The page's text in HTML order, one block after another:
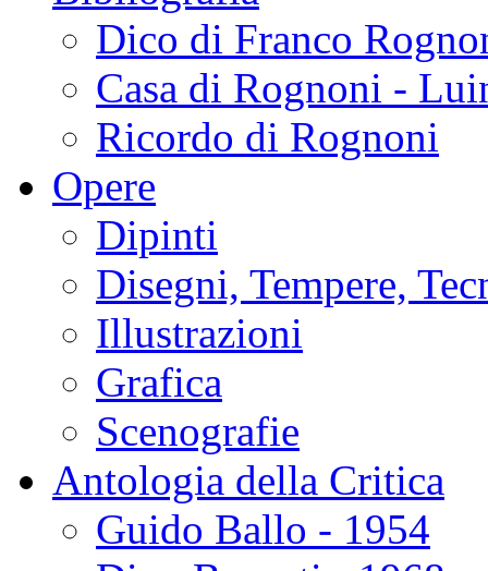
Dico di Franco
Casa di Rognoni -
Ricordo di Rognoni
Opere
Dipinti
Disegni, Tempere,
Illustrazioni
Grafica
Scenografie
Antologia della Critica
Guido Ballo - 1954